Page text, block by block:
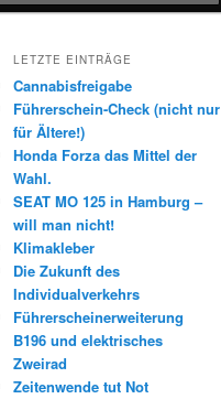
LETZTE EINTRÄGE
Cannabisfreigabe
Führerschein-Check (nicht nur
für Ältere!)
Honda Forza das Mittel der
Wahl.
SEAT MO 125 in Hamburg –
will man nicht!
Klimakleber
Die Zukunft des
Individualverkehrs
Führerscheinerweiterung
B196 und elektrisches
Zweirad
Zeitenwende tut Not